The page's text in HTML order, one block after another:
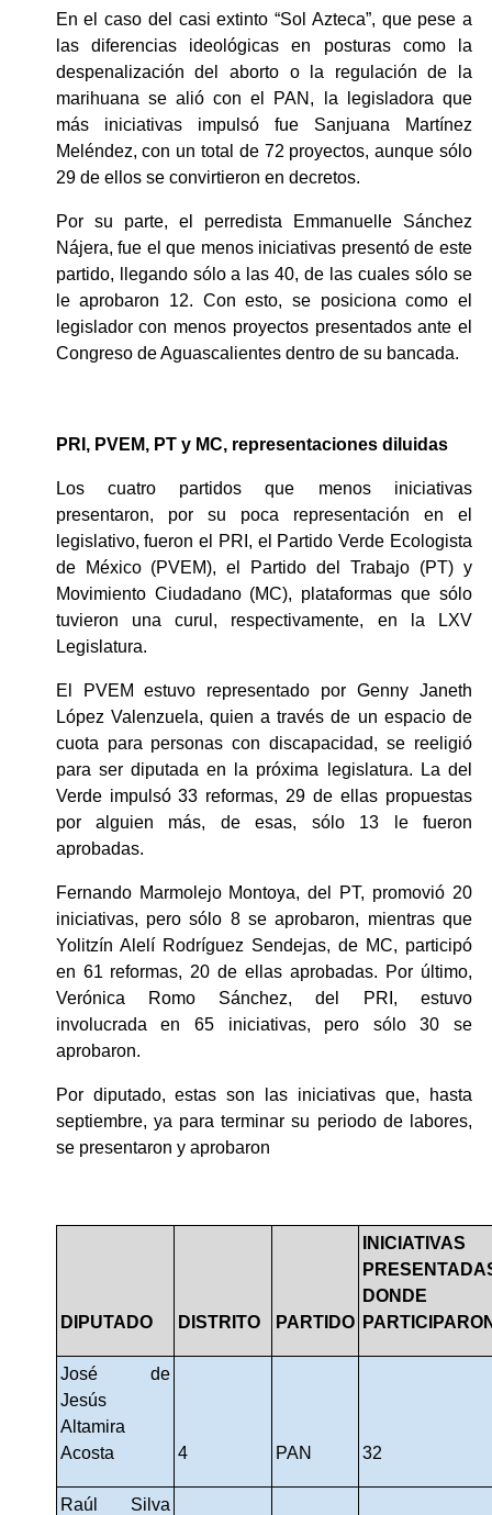
En el caso del casi extinto “Sol Azteca”, que pese a
las diferencias ideológicas en posturas como la
despenalización del aborto o la regulación de la
marihuana se alió con el PAN, la legisladora que
más iniciativas impulsó fue Sanjuana Martínez
Meléndez, con un total de 72 proyectos, aunque sólo
29 de ellos se convirtieron en decretos.
Por su parte, el perredista Emmanuelle Sánchez
Nájera, fue el que menos iniciativas presentó de este
partido, llegando sólo a las 40, de las cuales sólo se
le aprobaron 12. Con esto, se posiciona como el
legislador con menos proyectos presentados ante el
Congreso de Aguascalientes dentro de su bancada.
PRI, PVEM, PT y MC, representaciones diluidas
Los cuatro partidos que menos iniciativas
presentaron, por su poca representación en el
legislativo, fueron el PRI, el Partido Verde Ecologista
de México (PVEM), el Partido del Trabajo (PT) y
Movimiento Ciudadano (MC), plataformas que sólo
tuvieron una curul, respectivamente, en la LXV
Legislatura.
El PVEM estuvo representado por Genny Janeth
López Valenzuela, quien a través de un espacio de
cuota para personas con discapacidad, se reeligió
para ser diputada en la próxima legislatura. La del
Verde impulsó 33 reformas, 29 de ellas propuestas
por alguien más, de esas, sólo 13 le fueron
aprobadas.
Fernando Marmolejo Montoya, del PT, promovió 20
iniciativas, pero sólo 8 se aprobaron, mientras que
Yolitzín Alelí Rodríguez Sendejas, de MC, participó
en 61 reformas, 20 de ellas aprobadas. Por último,
Verónica Romo Sánchez, del PRI, estuvo
involucrada en 65 iniciativas, pero sólo 30 se
aprobaron.
Por diputado, estas son las iniciativas que, hasta
septiembre, ya para terminar su periodo de labores,
se presentaron y aprobaron
DIPUTADO DISTRITO PARTIDO
INICIATIVAS
DONDE
José de
Jesús
Altamira
Acosta
4 PAN 32
Raúl Silva